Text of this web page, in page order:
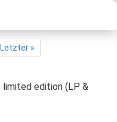
Letzter »
limited edition (LP &